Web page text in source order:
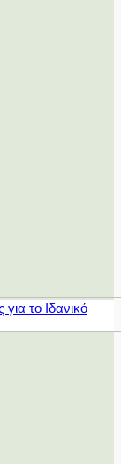
το Ιδανικό